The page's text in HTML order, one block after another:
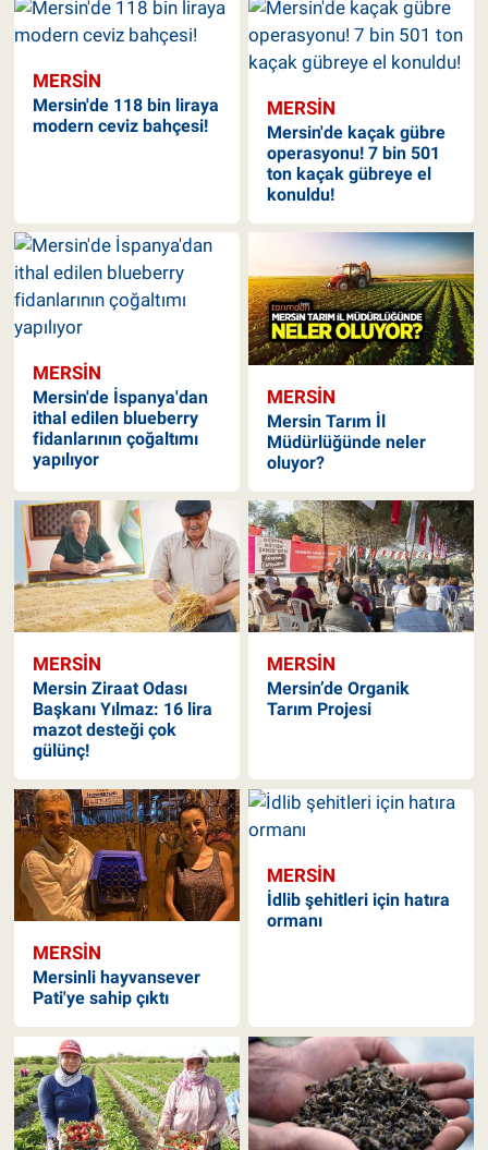
MERSIN
Mersin'de 118 bin liraya
modern ceviz bahçesi!
MERSIN
Mersin'de kaçak gübre
operasyonu! 7 bin 501
ton kaçak gübreye el
konuldu!
MERSIN
Mersin'de İspanya'dan
ithal edilen blueberry
fidanlarının çoğaltımı
yapılıyor
MERSIN
Mersin Tarım İl
Müdürlüğünde neler
oluyor?
MERSIN
Mersin Ziraat Odası
Başkanı Yılmaz: 16 lira
mazot desteği çok
gülünç!
MERSIN
Mersin’de Organik
Tarım Projesi
MERSIN
Mersinli hayvansever
Pati'ye sahip çıktı
MERSIN
İdlib şehitleri için hatıra
ormanı